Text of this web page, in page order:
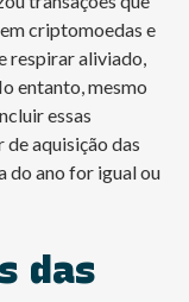
criptomoedas e
respirar aliviado,
entanto, mesmo
essas
de aquisição das
do ano for igual ou
das